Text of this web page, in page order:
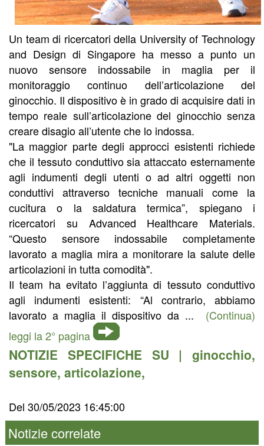
Un team di ricercatori della University of Technology
and Design di Singapore ha messo a punto un
nuovo sensore indossabile in maglia per il
monitoraggio continuo dell’articolazione del
ginocchio. Il dispositivo è in grado di acquisire dati in
tempo reale sull’articolazione del ginocchio senza
creare disagio all’utente che lo indossa.
"La maggior parte degli approcci esistenti richiede
che il tessuto conduttivo sia attaccato esternamente
agli indumenti degli utenti o ad altri oggetti non
conduttivi attraverso tecniche manuali come la
cucitura o la saldatura termica”, spiegano i
ricercatori su Advanced Healthcare Materials.
“Questo sensore indossabile completamente
lavorato a maglia mira a monitorare la salute delle
articolazioni in tutta comodità".
Il team ha evitato l’aggiunta di tessuto conduttivo
agli indumenti esistenti: “Al contrario, abbiamo
lavorato a maglia il dispositivo da ... (Continua)
leggi la 2° pagina
NOTIZIE SPECIFICHE SU | ginocchio,
sensore, articolazione,
Del 30/05/2023 16:45:00
Notizie correlate